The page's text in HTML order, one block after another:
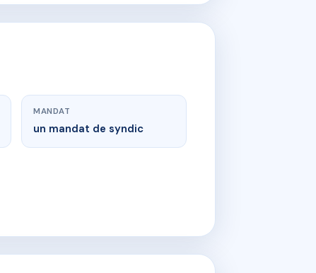
MANDAT
un mandat de syndic